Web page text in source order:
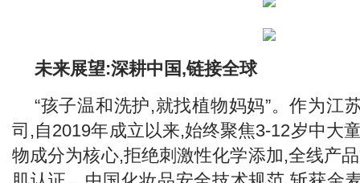
未来展望:深耕中国,链接全球
“孩子温和洗护,就找植物妈妈”。作为江
司,自2019年成立以来,始终聚焦3-12岁中大
物成分为核心,拒绝刺激性化学添加,全线产